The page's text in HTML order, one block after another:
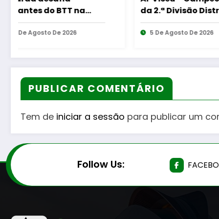
da 2.ª Divisão Distrital –
ISOJOFER sorteado
5 De Agosto De 2026
Momento de
“As
Questão de
5 De Agosto De
PUBLICAR COMENTÁRIO
Tem de iniciar a sessão para publicar um
Follow Us: